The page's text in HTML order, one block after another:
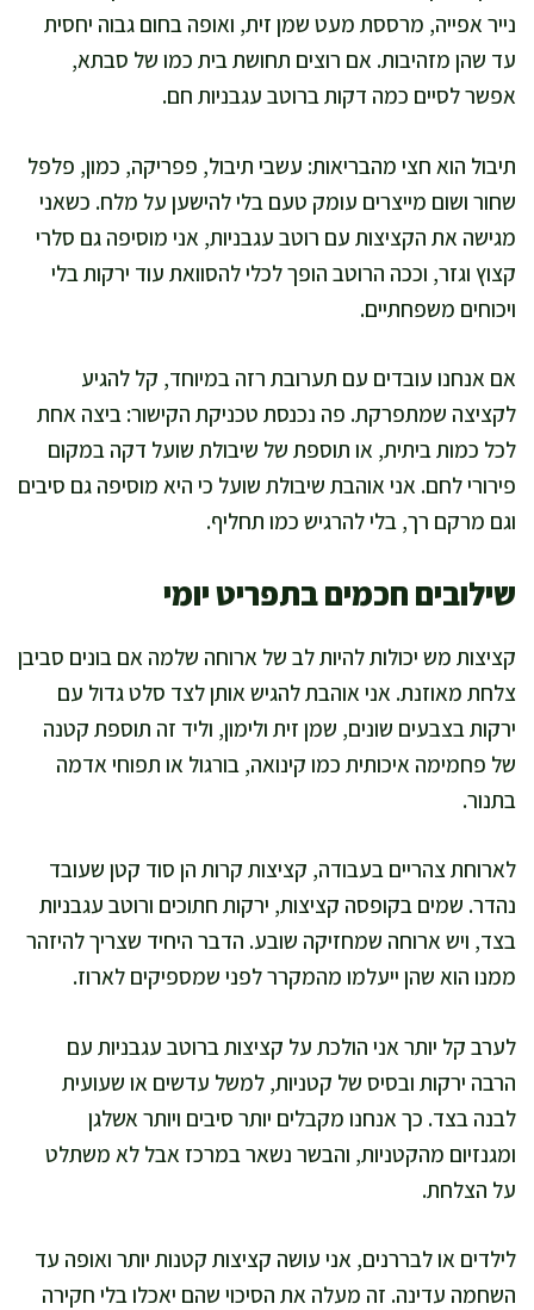
נייר אפייה, מרססת מעט שמן זית, ואופה בחום גבוה יחסית
עד שהן מזהיבות. אם רוצים תחושת בית כמו של סבתא,
אפשר לסיים כמה דקות ברוטב עגבניות חם.
תיבול הוא חצי מהבריאות: עשבי תיבול, פפריקה, כמון, פלפל
שחור ושום מייצרים עומק טעם בלי להישען על מלח. כשאני
מגישה את הקציצות עם רוטב עגבניות, אני מוסיפה גם סלרי
קצוץ וגזר, וככה הרוטב הופך לכלי להסוואת עוד ירקות בלי
ויכוחים משפחתיים.
אם אנחנו עובדים עם תערובת רזה במיוחד, קל להגיע
לקציצה שמתפרקת. פה נכנסת טכניקת הקישור: ביצה אחת
לכל כמות ביתית, או תוספת של שיבולת שועל דקה במקום
פירורי לחם. אני אוהבת שיבולת שועל כי היא מוסיפה גם סיבים
וגם מרקם רך, בלי להרגיש כמו תחליף.
שילובים חכמים בתפריט יומי
קציצות מש יכולות להיות לב של ארוחה שלמה אם בונים סביבן
צלחת מאוזנת. אני אוהבת להגיש אותן לצד סלט גדול עם
ירקות בצבעים שונים, שמן זית ולימון, וליד זה תוספת קטנה
של פחמימה איכותית כמו קינואה, בורגול או תפוחי אדמה
בתנור.
לארוחת צהריים בעבודה, קציצות קרות הן סוד קטן שעובד
נהדר. שמים בקופסה קציצות, ירקות חתוכים ורוטב עגבניות
בצד, ויש ארוחה שמחזיקה שובע. הדבר היחיד שצריך להיזהר
ממנו הוא שהן ייעלמו מהמקרר לפני שמספיקים לארוז.
לערב קל יותר אני הולכת על קציצות ברוטב עגבניות עם
הרבה ירקות ובסיס של קטניות, למשל עדשים או שעועית
לבנה בצד. כך אנחנו מקבלים יותר סיבים ויותר אשלגן
ומגנזיום מהקטניות, והבשר נשאר במרכז אבל לא משתלט
על הצלחת.
לילדים או לבררנים, אני עושה קציצות קטנות יותר ואופה עד
השחמה עדינה. זה מעלה את הסיכוי שהם יאכלו בלי חקירה